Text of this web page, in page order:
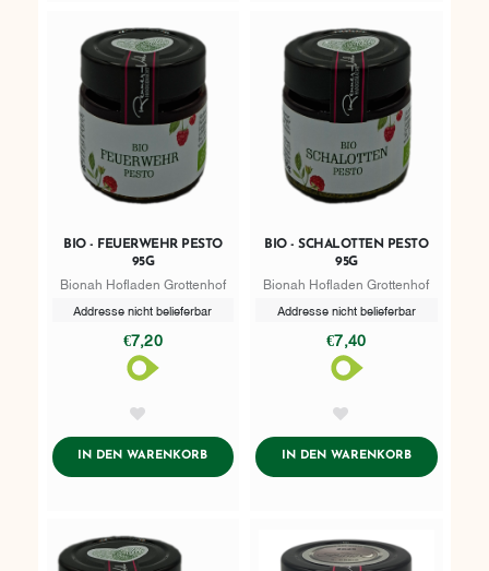
BIO - FEUERWEHR PESTO
95G
Bionah Hofladen Grottenhof
Addresse nicht belieferbar
€7,20
IN DEN WARENKORBADDTOCART
BIO - SCHALOTTEN PESTO
95G
Bionah Hofladen Grottenhof
Addresse nicht belieferbar
€7,40
IN DEN WARENKORBADDTOCART